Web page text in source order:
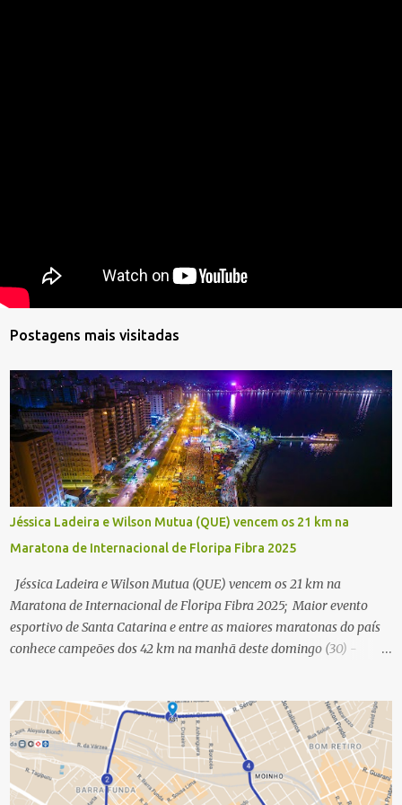
Postagens mais visitadas
Jéssica Ladeira e Wilson Mutua (QUE) vencem os 21 km na
Maratona de Internacional de Floripa Fibra 2025
Jéssica Ladeira e Wilson Mutua (QUE) vencem os 21 km na
Maratona de Internacional de Floripa Fibra 2025; Maior evento
esportivo de Santa Catarina e entre as maiores maratonas do país
conhece campeões dos 42 km na manhã deste domingo (30) -
Floripa Fibra 2025. Na manhã deste sábado (30) foram conhecidos
os campeões dos 21 km do maior evento esportivo de Santa
Catarina. A mineira Jessica Ladeira e o queniano Wilson Mutua
foram os vencedores da meia maratona, ambos com a quebra de
recorde da prova. Neste domingo (31) será a vez da prova principal,